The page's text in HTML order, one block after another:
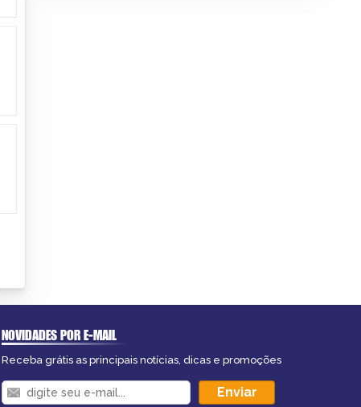
NOVIDADES POR E-MAIL
Receba grátis as principais notícias, dicas e promoções